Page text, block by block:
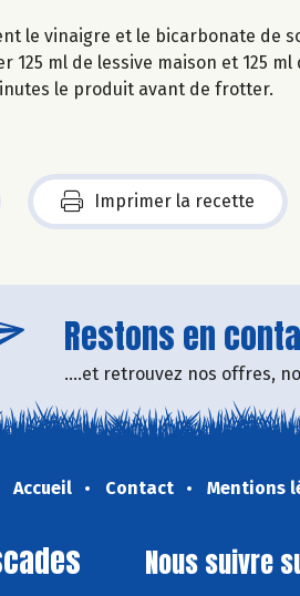
le vinaigre et le bicarbonate de
125 ml de lessive maison et 125
le produit avant de frotter.
Imprimer la recette
Restons en
....et retrouvez nos offres,
Accueil Contact Mentions
Nous suivre